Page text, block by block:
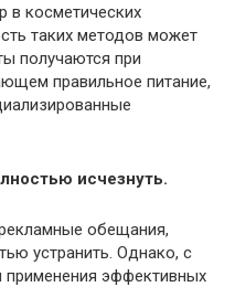
в косметических
таких методов может
получаются при
правильное питание,
исчезнуть.
обещания,
устранить. Однако, с
эффективных